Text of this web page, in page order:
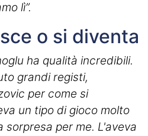
lì”.
o si diventa
ha qualità incredibili.
grandi registi,
per come si
un tipo di gioco molto
sorpresa per me. L'aveva